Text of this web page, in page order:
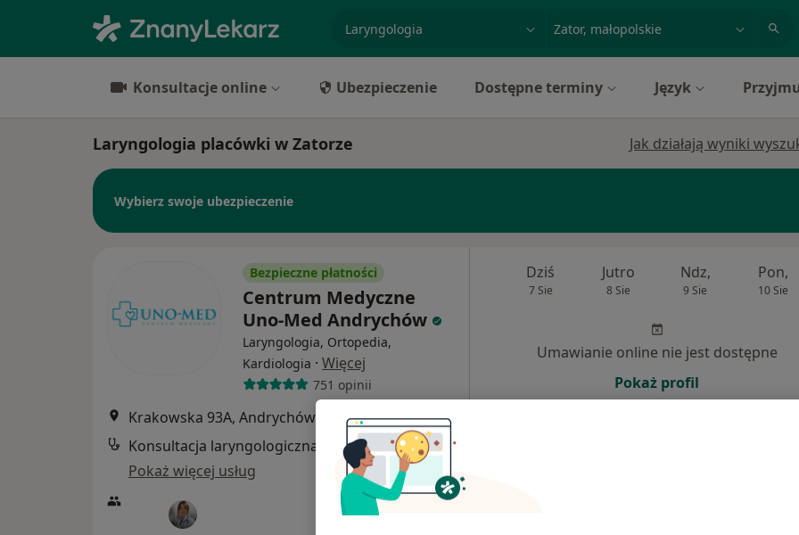
Konsultacje online Ubezpieczenie Dostępne terminy Język
Laryngologia placówki w Zatorze Jak działają wyniki
Wybierz swoje ubezpieczenie
Bezpieczne płatności
Centrum Medyczne
Uno-Med Andrychów
Laryngologia, Ortopedia,
Kardiologia · Więcej
751 opinii
Krakowska 93A, Andrychów
Mapa
Konsultacja laryngologiczna
250 zł
Pokaż więcej usług
Dziś
7 Sie
Jutro
8 Sie
Ndz,
9 Sie
Pon,
10 Sie
Umawianie online nie jest dostępne
Pokaż profil